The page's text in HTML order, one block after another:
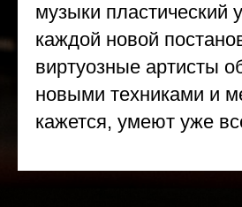
музыки пластический
каждой новой
виртуозные артисты
новыми техниками и
кажется, умеют уже